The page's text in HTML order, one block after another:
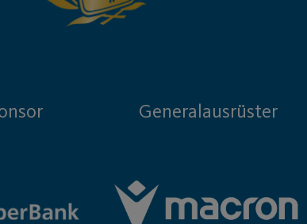
Generalausrüster